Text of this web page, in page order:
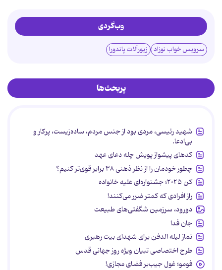
وب‌گردی
سرویس خواب نوزاد زیورآلات پاندورا
پربحث‌ها
شهید رئیسی، مردی بود از جنس مردم، ساده‌زیست، پرکار و
بی‌ادعا.
کدهای پیشواز پویش چله دعای عهد
چطور خودمان را از نظر ذهنی ۳۸ برابر قوی‌تر کنیم؟
کن ۲۰۲۵؛ جشنواره‌ای علیه خانواده
راز افرادی که کمتر ضرر می‌کنند!
دورود، سرزمین شگفتی‌های طبیعت
جان فدا
نماز لیله الدفن برای شهدای بیت رهبری
طرح اختصاصی تبیان ویژه روز جهانی قدس
فومو؛ غول جیب‌بر فضای مجازی!